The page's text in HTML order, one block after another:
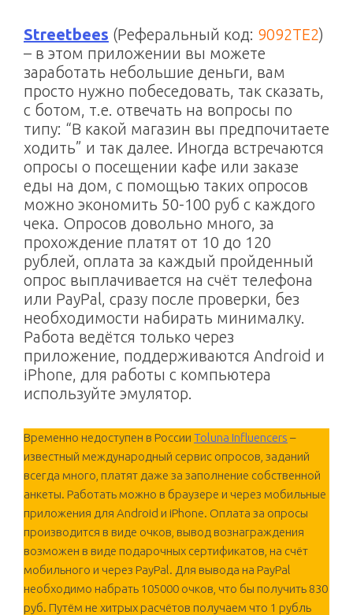
Streetbees (Реферальный код: 9092TE2)
– в этом приложении вы можете
заработать небольшие деньги, вам
просто нужно побеседовать, так сказать,
с ботом, т.е. отвечать на вопросы по
типу: “В какой магазин вы предпочитаете
ходить” и так далее. Иногда встречаются
опросы о посещении кафе или заказе
еды на дом, с помощью таких опросов
можно экономить 50-100 руб с каждого
чека. Опросов довольно много, за
прохождение платят от 10 до 120
рублей, оплата за каждый пройденный
опрос выплачивается на счёт телефона
или PayPal, сразу после проверки, без
необходимости набирать минималку.
Работа ведётся только через
приложение, поддерживаются Android и
iPhone, для работы с компьютера
используйте эмулятор.
Временно недоступен в России Toluna Influencers –
известный международный сервис опросов, заданий
всегда много, платят даже за заполнение собственной
анкеты. Работать можно в браузере и через мобильные
приложения для Android и iPhone. Оплата за опросы
производится в виде очков, вывод вознаграждения
возможен в виде подарочных сертификатов, на счёт
мобильного и через PayPal. Для вывода на PayPal
необходимо набрать 105000 очков, что бы получить 830
руб. Путём не хитрых расчётов получаем что 1 рубль